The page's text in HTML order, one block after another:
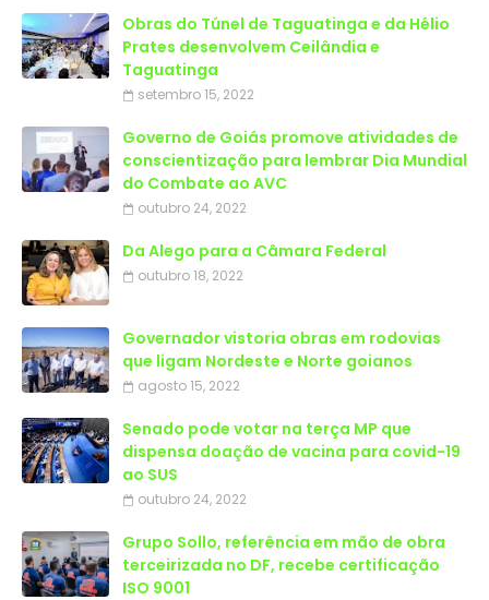
Obras do Túnel de Taguatinga e da Hélio
Prates desenvolvem Ceilândia e
Taguatinga
setembro 15, 2022
Governo de Goiás promove atividades de
conscientização para lembrar Dia Mundial
do Combate ao AVC
outubro 24, 2022
Da Alego para a Câmara Federal
outubro 18, 2022
Governador vistoria obras em rodovias
que ligam Nordeste e Norte goianos
agosto 15, 2022
Senado pode votar na terça MP que
dispensa doação de vacina para covid-19
ao SUS
outubro 24, 2022
Grupo Sollo, referência em mão de obra
terceirizada no DF, recebe certificação
ISO 9001